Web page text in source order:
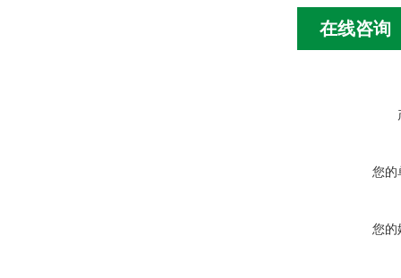
在线咨询
您的
您的